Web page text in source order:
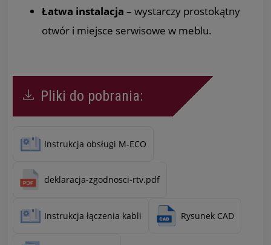
Łatwa instalacja – wystarczy prostokątny
otwór i miejsce serwisowe w meblu.
Pliki do pobrania:
Instrukcja obsługi M-ECO
deklaracja-zgodnosci-rtv.pdf
Instrukcja łączenia kabli Rysunek CAD